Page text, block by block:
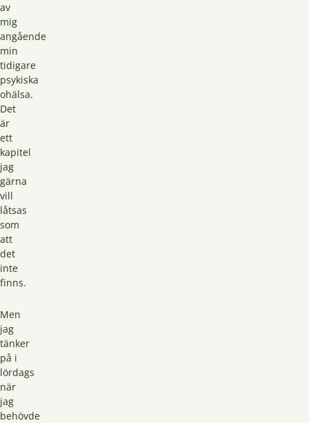
av
mig
angående
min
tidigare
psykiska
ohälsa.
Det
är
ett
kapitel
jag
gärna
vill
låtsas
som
att
det
inte
finns.
Men
jag
tänker
på i
lördags
när
jag
behövde